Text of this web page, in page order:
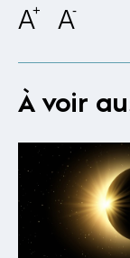
A+ A-
À voir